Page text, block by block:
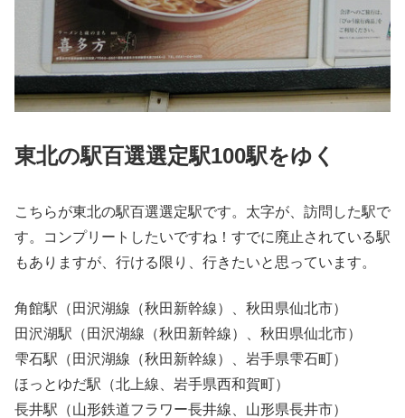
東北の駅百選選定駅100駅をゆく
こちらが東北の駅百選選定駅です。太字が、訪問した駅で
す。コンプリートしたいですね！すでに廃止されている駅
もありますが、行ける限り、行きたいと思っています。
角館駅（田沢湖線（秋田新幹線）、秋田県仙北市）
田沢湖駅（田沢湖線（秋田新幹線）、秋田県仙北市）
雫石駅（田沢湖線（秋田新幹線）、岩手県雫石町）
ほっとゆだ駅（北上線、岩手県西和賀町）
長井駅（山形鉄道フラワー長井線、山形県長井市）